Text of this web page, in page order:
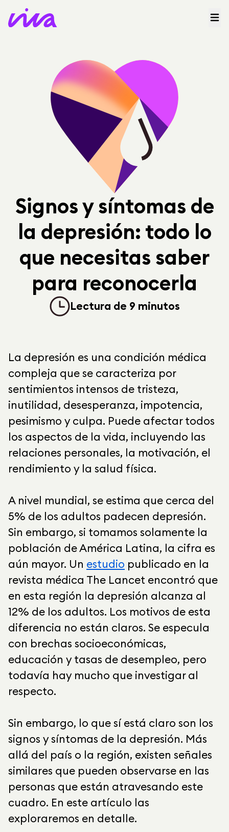
Signos y síntomas de
la depresión: todo lo
que necesitas saber
para reconocerla
Lectura de 9 minutos
La depresión es una condición médica
compleja que se caracteriza por
sentimientos intensos de tristeza,
inutilidad, desesperanza, impotencia,
pesimismo y culpa. Puede afectar todos
los aspectos de la vida, incluyendo las
relaciones personales, la motivación, el
rendimiento y la salud física.
A nivel mundial, se estima que cerca del
5% de los adultos padecen depresión.
Sin embargo, si tomamos solamente la
población de América Latina, la cifra es
aún mayor. Un estudio publicado en la
revista médica The Lancet encontró que
en esta región la depresión alcanza al
12% de los adultos. Los motivos de esta
diferencia no están claros. Se especula
con brechas socioeconómicas,
educación y tasas de desempleo, pero
todavía hay mucho que investigar al
respecto.
Sin embargo, lo que sí está claro son los
signos y síntomas de la depresión. Más
allá del país o la región, existen señales
similares que pueden observarse en las
personas que están atravesando este
cuadro. En este artículo las
exploraremos en detalle.